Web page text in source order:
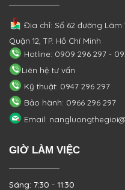
Địa chỉ: Số 62 đường Lâm
Quận 12, TP. Hồ Chí Minh
Hotline: 0909 296 297 -
Liên hệ tư vấn
Kỹ thuật: 0947 296 297
Bảo hành: 0966 296 297
Email:
GIỜ LÀM VIỆC
Sáng: 7:30 - 11:30